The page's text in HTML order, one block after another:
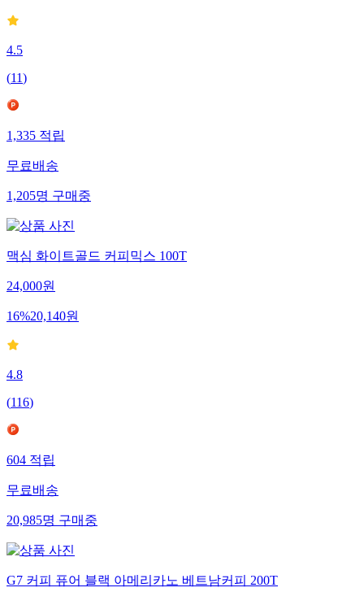
4.5
(11)
1,335 적립
무료배송
1,205명 구매중
맥심 화이트골드 커피믹스 100T
24,000원
16%20,140원
4.8
(116)
604 적립
무료배송
20,985명 구매중
G7 커피 퓨어 블랙 아메리카노 베트남커피 200T